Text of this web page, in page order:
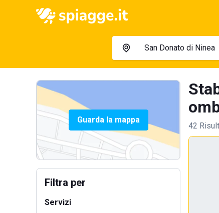
Guarda la mappa
Filtra per
Servizi
42